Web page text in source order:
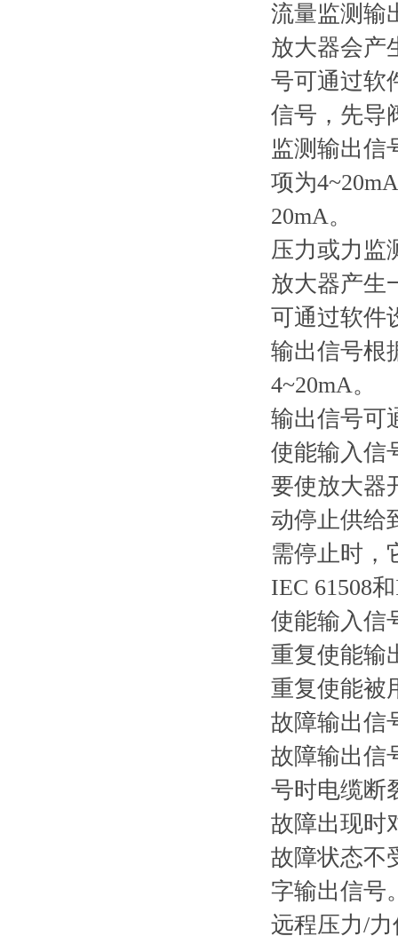
流量监测输
放大器会产
号可通过软
信号，先导
监测输出信
项为
20mA。
压力或力监
放大器产生
可通过软件
输出信号根
4~20mA。
输出信号可
使能输入信
要使放大器
动停止供给
需停止时，
IEC 61508
使能输入信
重复使能输
重复使能被
故障输出信
故障输出信
号时电缆断
故障出现时
故障状态不
字输出信号
远程压力/力